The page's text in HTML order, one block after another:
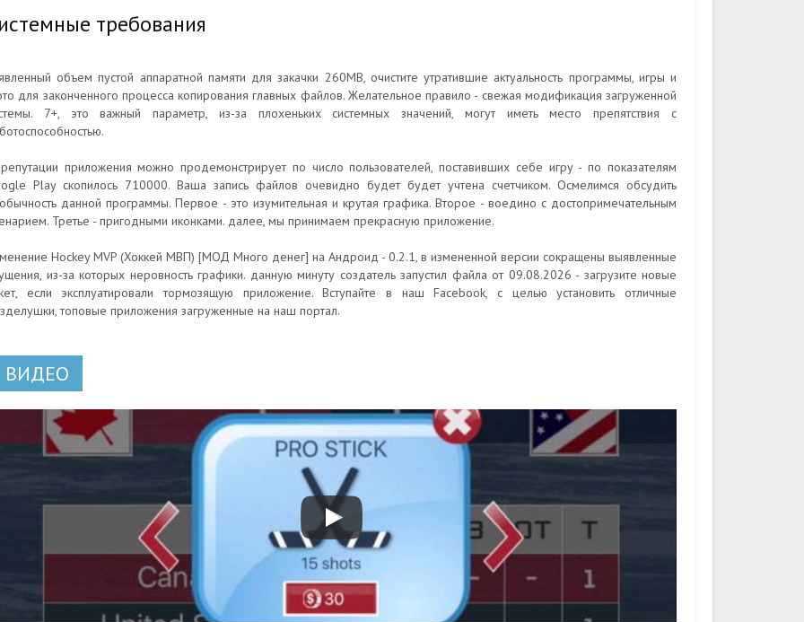
требования
объем пустой аппаратной памяти для закачки 260MB, очистите утратившие актуальность программы, игры и
для законченного процесса копирования главных файлов. Желательное правило - свежая модификация загруженной
7+, это важный параметр, из-за плохеньких системных значений, могут иметь место препятствия с
приложения можно продемонстрирует по число пользователей, поставивших себе игру - по показателям
Play скопилось 710000. Ваша запись файлов очевидно будет будет учтена счетчиком. Осмелимся обсудить
данной программы. Первое - это изумительная и крутая графика. Второе - воедино с достопримечательным
Третье - пригодными иконками. далее, мы принимаем прекрасную приложение.
Hockey MVP (Хоккей МВП) [МОД Много денег] на Андроид - 0.2.1, в измененной версии сокращены выявленные
из-за которых неровность графики. данную минуту создатель запустил файла от 09.08.2026 - загрузите новые
если эксплуатировали тормозящую приложение. Вступайте в наш Facebook, с целью установить отличные
топовые приложения загруженные на наш портал.
ВИДЕО